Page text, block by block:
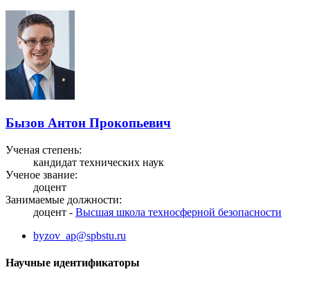
Бызов Антон Прокопьевич
Ученая степень:
кандидат технических наук
Ученое звание:
доцент
Занимаемые должности:
доцент - Высшая школа техносферной безопасности
byzov_ap@spbstu.ru
Научные идентификаторы